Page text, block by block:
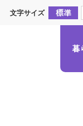
文字サイズ
暮